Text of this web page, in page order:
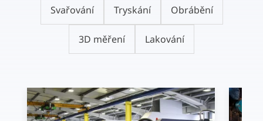
Svařování Tryskání Obrábění
3D měření Lakování